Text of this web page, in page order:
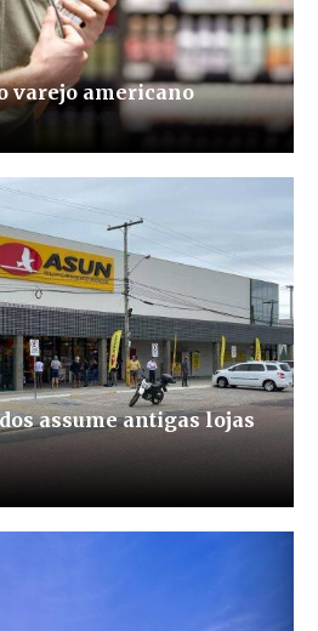
varejo americano
assume antigas lojas